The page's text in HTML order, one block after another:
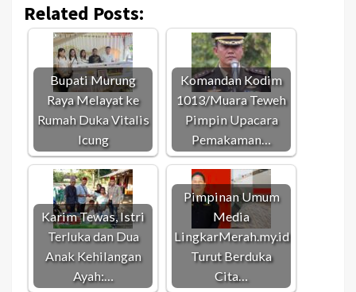
Related Posts:
Bupati Murung
Raya Melayat ke
Rumah Duka Vitalis
Icung
Komandan Kodim
1013/Muara Teweh
Pimpin Upacara
Pemakaman…
Karim Tewas, Istri
Terluka dan Dua
Anak Kehilangan
Ayah:…
Pimpinan Umum
Media
LingkarMerah.my.id
Turut Berduka
Cita…